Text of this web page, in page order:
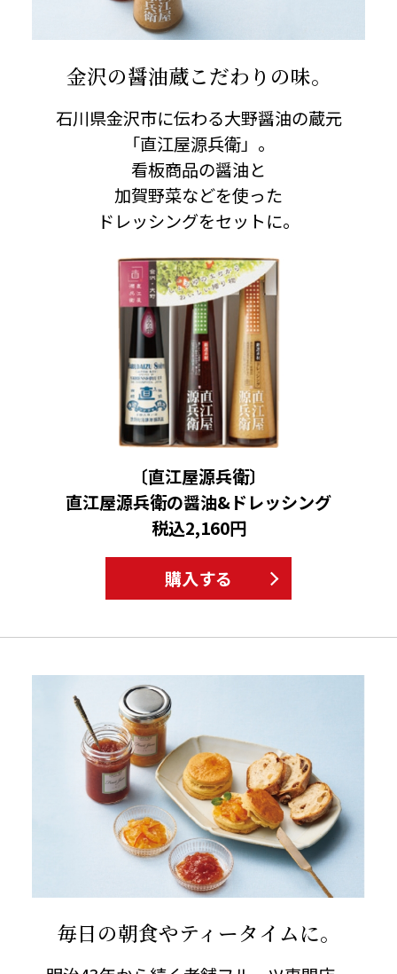
金沢の醤油蔵こだわりの味。
石川県金沢市に伝わる大野醤油の蔵元
「直江屋源兵衛」。
看板商品の醤油と
加賀野菜などを使った
ドレッシングをセットに。
〔直江屋源兵衛〕
直江屋源兵衛の醤油&ドレッシング
税込2,160円
購入する
毎日の朝食やティータイムに。